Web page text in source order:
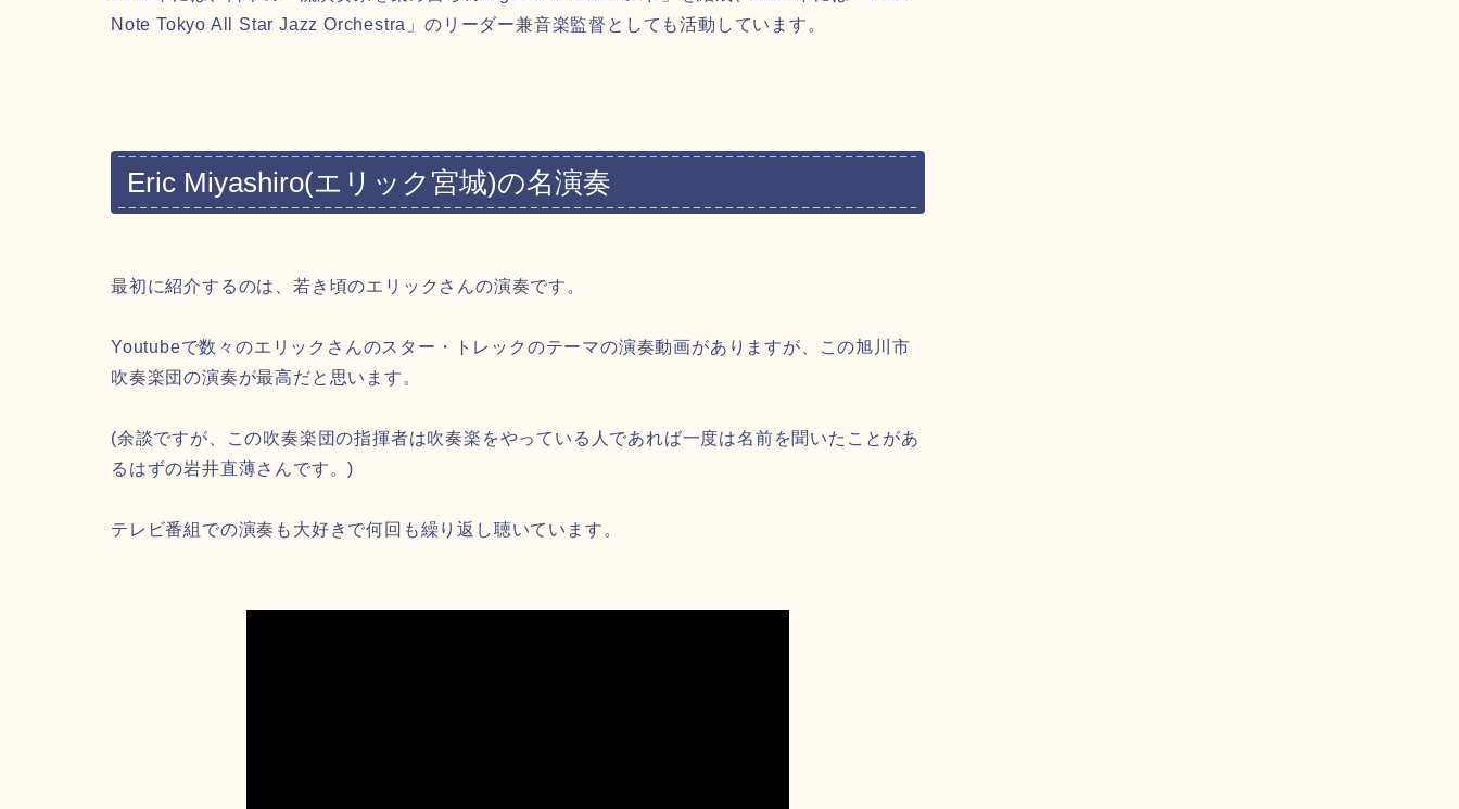
Note Tokyo All Star Jazz Orchestra」のリーダー兼音楽監督としても活動しています。
Eric Miyashiro(エリック宮城)の名演奏
最初に紹介するのは、若き頃のエリックさんの演奏です。
Youtubeで数々のエリックさんのスター・トレックのテーマの演奏動画がありますが、この旭川市
吹奏楽団の演奏が最高だと思います。
(余談ですが、この吹奏楽団の指揮者は吹奏楽をやっている人であれば一度は名前を聞いたことがあ
るはずの岩井直薄さんです。)
テレビ番組での演奏も大好きで何回も繰り返し聴いています。